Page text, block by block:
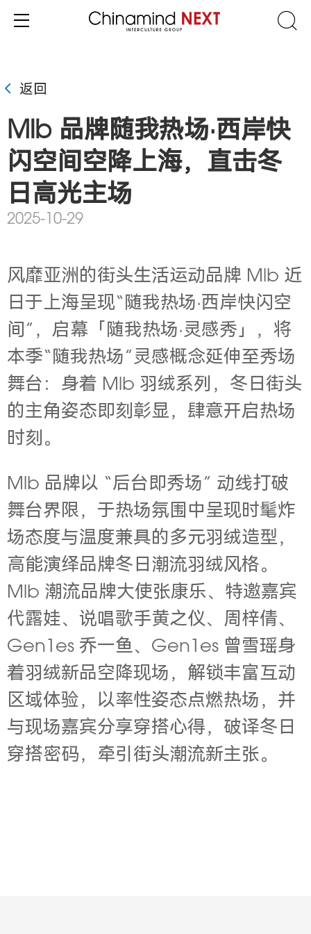
返回
Mlb 品牌随我热场·西岸快
闪空间空降上海，直击冬
日高光主场
2025-10-29
风靡亚洲的街头生活运动品牌 Mlb 近
日于上海呈现“随我热场·西岸快闪空
间” ，启幕「随我热场·灵感秀」，将
本季“随我热场”灵感概念延伸至秀场
舞台：身着 Mlb 羽绒系列，冬日街头
的主角姿态即刻彰显，肆意开启热场
时刻。
Mlb 品牌以 “后台即秀场” 动线打破
舞台界限，于热场氛围中呈现时髦炸
场态度与温度兼具的多元羽绒造型，
高能演绎品牌冬日潮流羽绒风格。
Mlb 潮流品牌大使张康乐、特邀嘉宾
代露娃、说唱歌手黄之仪、周梓倩、
Gen1es 乔一鱼、Gen1es 曾雪瑶身
着羽绒新品空降现场，解锁丰富互动
区域体验，以率性姿态点燃热场，并
与现场嘉宾分享穿搭心得，破译冬日
穿搭密码，牵引街头潮流新主张。